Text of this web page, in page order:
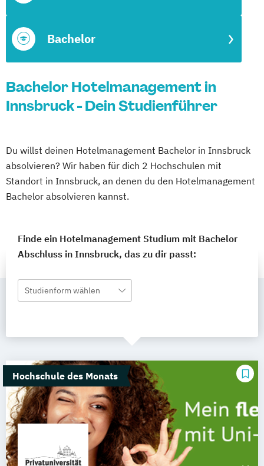
Bachelor
Bachelor Hotelmanagement in
Innsbruck - Dein Studienführer
Du willst deinen Hotelmanagement Bachelor in Innsbruck
absolvieren? Wir haben für dich 2 Hochschulen mit
Standort in Innsbruck, an denen du den Hotelmanagement
Bachelor absolvieren kannst.
Finde ein Hotelmanagement Studium mit Bachelor
Abschluss in Innsbruck, das zu dir passt:
Studienform wählen
Hochschule des Monats